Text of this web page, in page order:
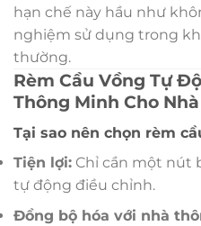
hạn chế này hầu như
nghiệm sử dụng trong
thường.
Rèm Cầu Vồng Tự
Thông Minh Cho
Tại sao nên chọn rèm
Tiện lợi: Chỉ cần một nút
tự động điều chỉnh.
Đồng bộ hóa với nhà